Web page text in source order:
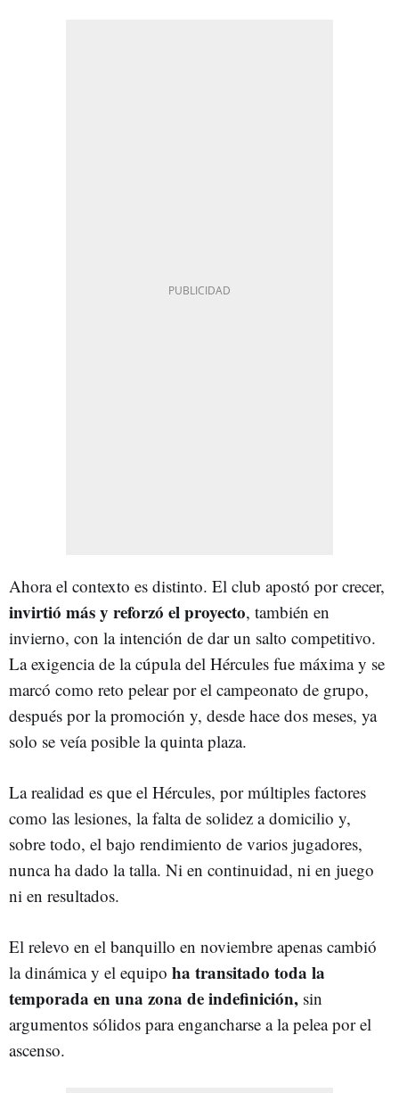
Ahora el contexto es distinto. El club apostó por crecer,
invirtió más y reforzó el proyecto, también en
invierno, con la intención de dar un salto competitivo.
La exigencia de la cúpula del Hércules fue máxima y se
marcó como reto pelear por el campeonato de grupo,
después por la promoción y, desde hace dos meses, ya
solo se veía posible la quinta plaza.
La realidad es que el Hércules, por múltiples factores
como las lesiones, la falta de solidez a domicilio y,
sobre todo, el bajo rendimiento de varios jugadores,
nunca ha dado la talla. Ni en continuidad, ni en juego
ni en resultados.
El relevo en el banquillo en noviembre apenas cambió
la dinámica y el equipo ha transitado toda la
temporada en una zona de indefinición, sin
argumentos sólidos para engancharse a la pelea por el
ascenso.